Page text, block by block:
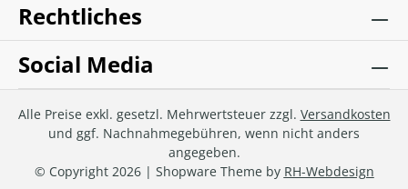
Rechtliches
Social Media
Alle Preise exkl. gesetzl. Mehrwertsteuer zzgl. Versandkosten
und ggf. Nachnahmegebühren, wenn nicht anders
angegeben.
© Copyright 2026 | Shopware Theme by RH-Webdesign